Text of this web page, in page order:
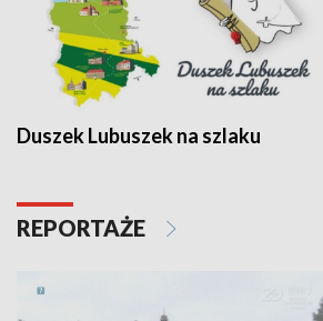
Duszek Lubuszek na szlaku
REPORTAŻE